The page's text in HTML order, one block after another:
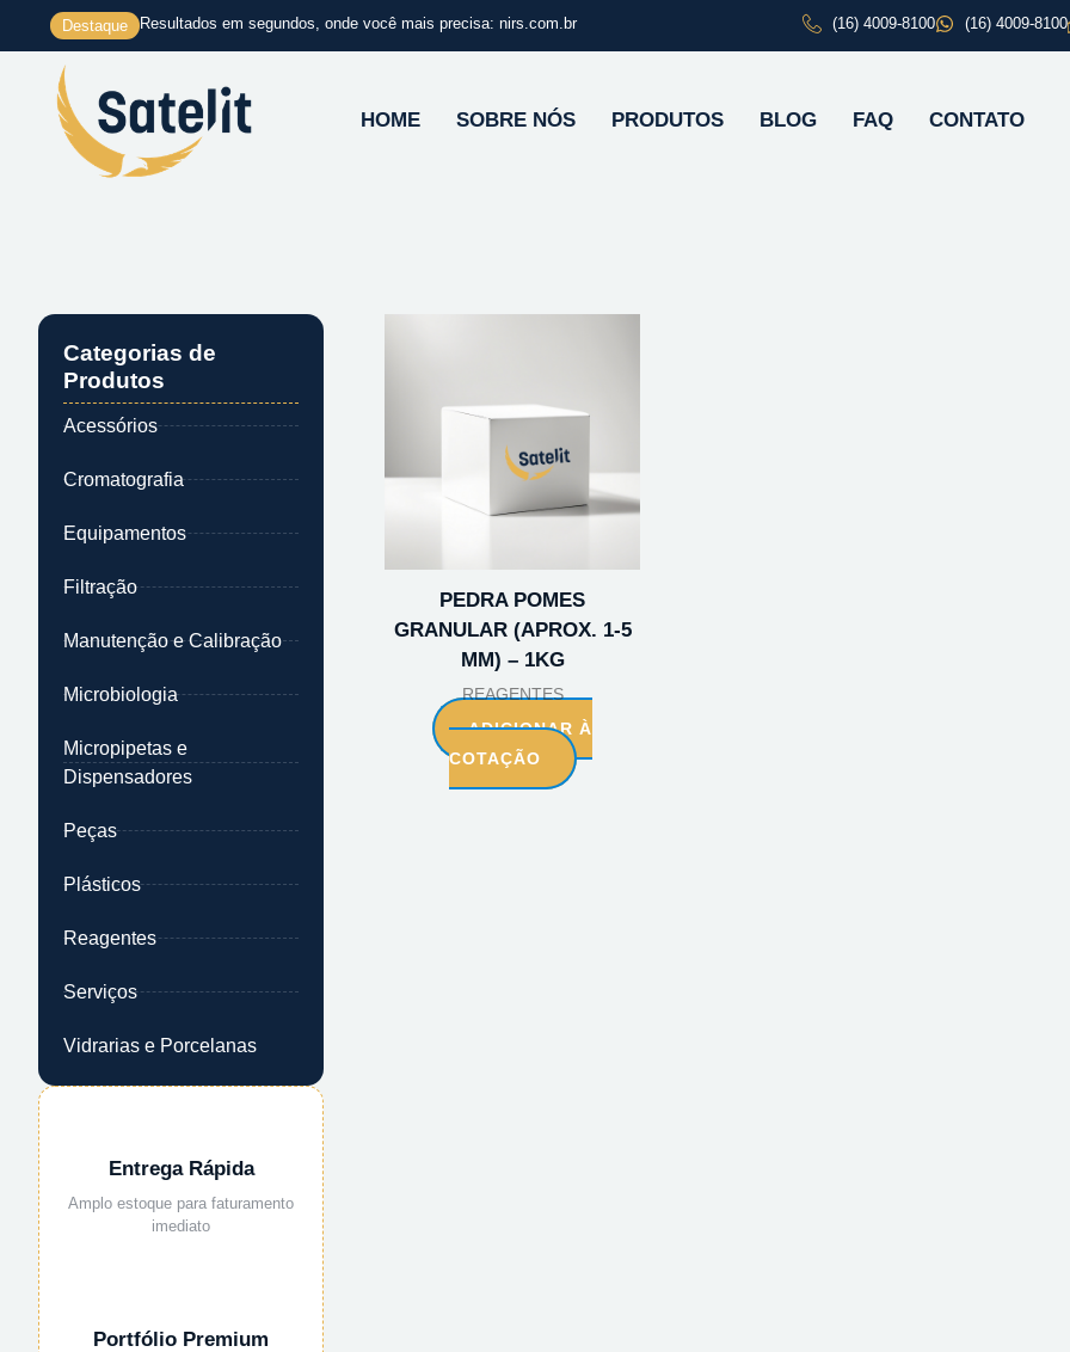
conteúdo
Destaque Resultados em segundos, onde você mais precisa: nirs.com.br (16) 4009-8100 (16) 4009-8100
HOME SOBRE NÓS PRODUTOS BLOG FAQ CONTATO
Categorias de
Produtos
Acessórios
Cromatografia
Equipamentos
Filtração
Manutenção e Calibração
Microbiologia
Micropipetas e
Dispensadores
Peças
Plásticos
Reagentes
Serviços
Vidrarias e Porcelanas
Entrega Rápida
Amplo estoque para faturamento
imediato
Portfólio Premium
PEDRA POMES
GRANULAR (APROX. 1-5
MM) – 1KG
REAGENTES
ADICIONAR À
COTAÇÃO